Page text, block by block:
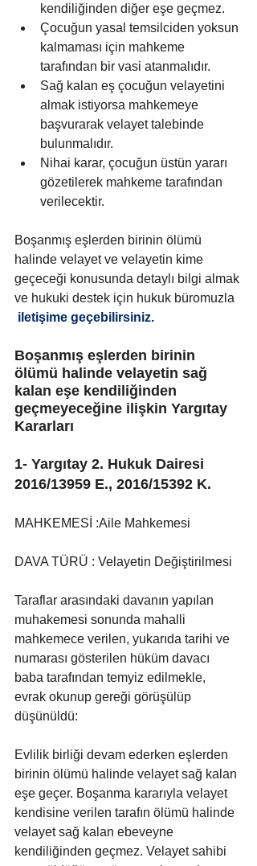
kendiliğinden diğer eşe geçmez.
Çocuğun yasal temsilciden yoksun
kalmaması için mahkeme
tarafından bir vasi atanmalıdır.
Sağ kalan eş çocuğun velayetini
almak istiyorsa mahkemeye
başvurarak velayet talebinde
bulunmalıdır.
Nihai karar, çocuğun üstün yararı
gözetilerek mahkeme tarafından
verilecektir.
Boşanmış eşlerden birinin ölümü
halinde velayet ve velayetin kime
geçeceği konusunda detaylı bilgi almak
ve hukuki destek için hukuk büromuzla
iletişime geçebilirsiniz.
Boşanmış eşlerden birinin
ölümü halinde velayetin sağ
kalan eşe kendiliğinden
geçmeyeceğine ilişkin Yargıtay
Kararları
1- Yargıtay 2. Hukuk Dairesi
2016/13959 E., 2016/15392 K.
MAHKEMESİ :Aile Mahkemesi
DAVA TÜRÜ : Velayetin Değiştirilmesi
Taraflar arasındaki davanın yapılan
muhakemesi sonunda mahalli
mahkemece verilen, yukarıda tarihi ve
numarası gösterilen hüküm davacı
baba tarafından temyiz edilmekle,
evrak okunup gereği görüşülüp
düşünüldü:
Evlilik birliği devam ederken eşlerden
birinin ölümü halinde velayet sağ kalan
eşe geçer. Boşanma kararıyla velayet
kendisine verilen tarafın ölümü halinde
velayet sağ kalan ebeveyne
kendiliğinden geçmez. Velayet sahibi